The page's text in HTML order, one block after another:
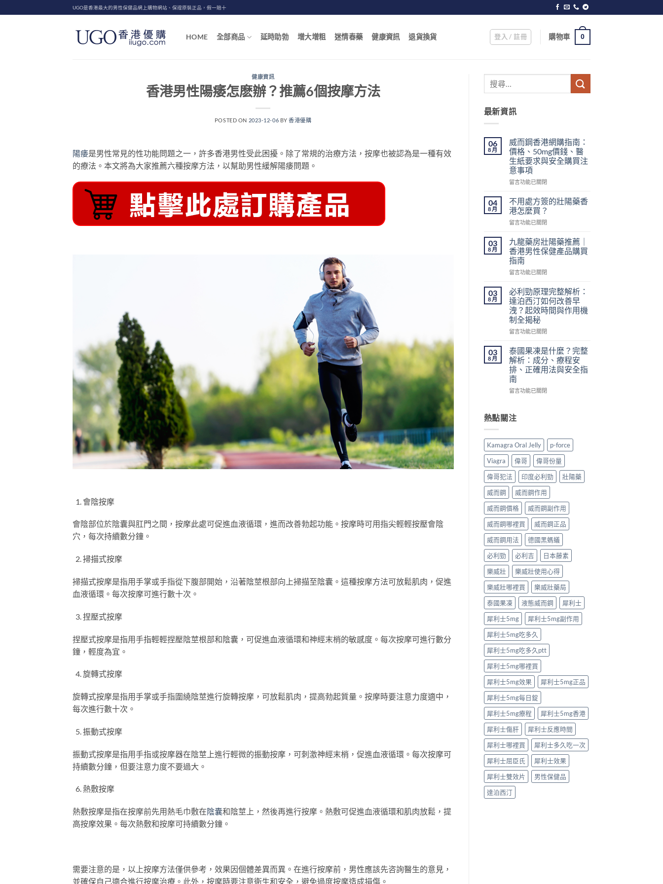
to
UGO是香港最大的男性保健品網上購物網站、保證原裝正品，假一賠十
HOME 全部商品 延時助勃 增大增粗 迷情春藥 健康資訊 退貨換貨 登入 / 註冊 購物車 0
健康資訊
香港男性陽痿怎麽辦？推薦6個按摩方法
POSTED ON 2023-12-06 BY香港優購
陽痿是男性常見的性功能問題之一，許多香港男性受此困擾。除了常規的治療方法，按摩也被認為是一種有效
的療法。本文將為大家推薦六種按摩方法，以幫助男性緩解陽痿問題。
會陰按摩
會陰部位於陰囊與肛門之間，按摩此處可促進血液循環，進而改善勃起功能。按摩時可用指尖輕輕按壓會陰
穴，每次持續數分鐘。
掃描式按摩
掃描式按摩是指用手掌或手指從下腹部開始，沿著陰莖根部向上掃描至陰囊。這種按摩方法可放鬆肌肉，促進
血液循環。每次按摩可進行數十次。
捏壓式按摩
捏壓式按摩是指用手指輕輕捏壓陰莖根部和陰囊，可促進血液循環和神經末梢的敏感度。每次按摩可進行數分
鐘，輕度為宜。
旋轉式按摩
旋轉式按摩是指用手掌或手指圍繞陰莖進行旋轉按摩，可放鬆肌肉，提高勃起質量。按摩時要注意力度適中，
每次進行數十次。
振動式按摩
振動式按摩是指用手指或按摩器在陰莖上進行輕微的振動按摩，可刺激神經末梢，促進血液循環。每次按摩可
持續數分鐘，但要注意力度不要過大。
熱敷按摩
熱敷按摩是指在按摩前先用熱毛巾敷在陰囊和陰莖上，然後再進行按摩。熱敷可促進血液循環和肌肉放鬆，提
高按摩效果。每次熱敷和按摩可持續數分鐘。
需要注意的是，以上按摩方法僅供參考，效果因個體差異而異。在進行按摩前，男性應該先咨詢醫生的意見，
並確保自己適合進行按摩治療。此外，按摩時要注意衛生和安全，避免過度按摩造成損傷。
最新資訊
06
8 月
威而鋼香港網購指南：
價格、50mg價錢、醫
生紙要求與安全購買注
意事項
在
而
鋼
香
港
購
指
南：
價
格、
價
錢、
醫
生
紙
要
與
安
全
購
買
注
項〉
留言功能已關閉
04
8 月
不用處方簽的壯陽藥香
港怎麼買？
在
用
處
方
簽
的
陽
藥
香
港
怎
麼
中
留言功能已關閉
03
8 月
九龍藥房壯陽藥推薦｜
香港男性保健產品購買
指南
在
龍
藥
房
壯
陽
藥
薦
｜
香
港
男
性
產
品
買
指
南〉
留言功能已關閉
03
8 月
必利勁原理完整解析：
達泊西汀如何改善早
洩？起效時間與作用機
制全揭秘
在
利
勁
原
理
完
整
達
泊
汀
如
何
改
善
早
洩？
起
效
時
間
與
作
用
制
揭
秘〉
中
留言功能已關閉
03
8 月
泰國果凍是什麼？完整
解析：成分、療程安
排、正確用法與安全指
南
在
果
凍
什
麼？
完
整
解
析：
分、
療
程
安
排、
正
確
法
安
全
指
南〉
中
留言功能已關閉
熱點關注
Kamagra Oral Jelly
p-force
Viagra
偉哥
偉哥份量
偉哥犯法
印度必利勁
壯陽藥
威而鋼
威而鋼作用
威而鋼價格
威而鋼副作用
威而鋼哪裡買
威而鋼正品
威而鋼用法
德國黑螞蟻
必利勁
必利吉
日本藤素
樂威壯
樂威壯使用心得
樂威壯哪裡買
樂威壯藥局
泰國果凍
液態威而鋼
犀利士
犀利士5mg
犀利士5mg副作用
犀利士5mg吃多久
犀利士5mg吃多久ptt
犀利士5mg哪裡買
犀利士5mg效果
犀利士5mg正品
犀利士5mg每日錠
犀利士5mg療程
犀利士5mg香港
犀利士傷肝
犀利士反應時間
犀利士哪裡買
犀利士多久吃一次
犀利士屈臣氏
犀利士效果
犀利士雙效片
男性保健品
達泊西汀